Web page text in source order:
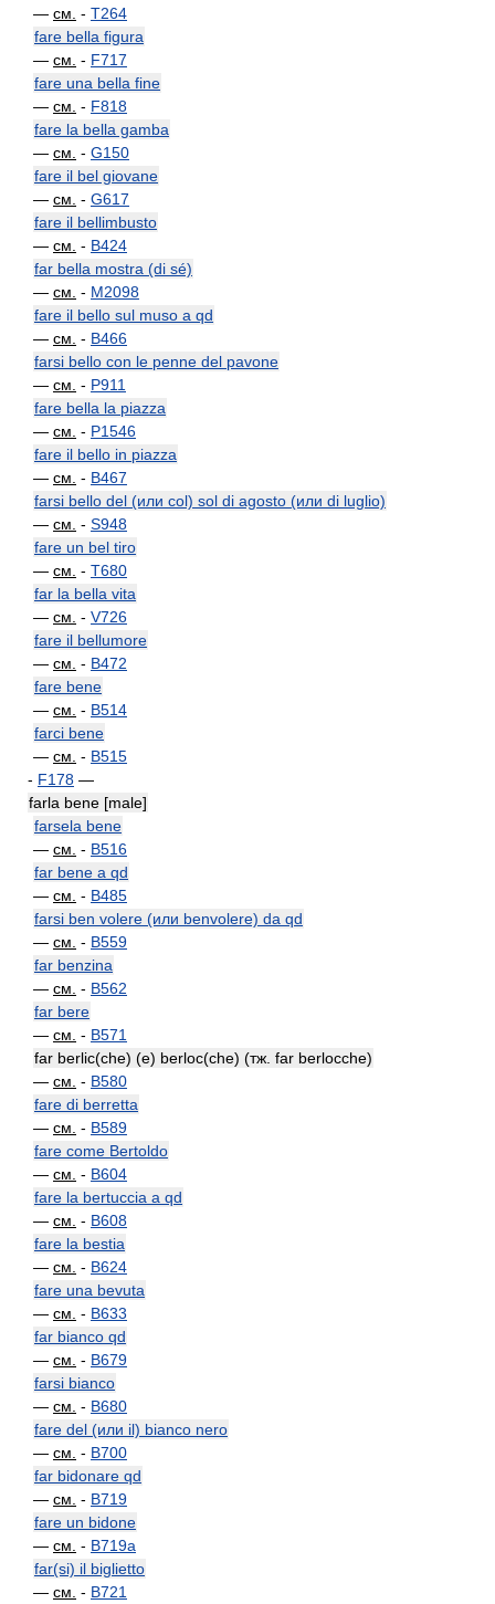
— см. - T264
fare bella figura
— см. - F717
fare una bella fine
— см. - F818
fare la bella gamba
— см. - G150
fare il bel giovane
— см. - G617
fare il bellimbusto
— см. - B424
far bella mostra (di sé)
— см. - M2098
fare il bello sul muso a qd
— см. - B466
farsi bello con le penne del pavone
— см. - P911
fare bella la piazza
— см. - P1546
fare il bello in piazza
— см. - B467
farsi bello del (или col) sol di agosto (или di luglio)
— см. - S948
fare un bel tiro
— см. - T680
far la bella vita
— см. - V726
fare il bellumore
— см. - B472
fare bene
— см. - B514
farci bene
— см. - B515
- F178 —
farla bene [male]
farsela bene
— см. - B516
far bene a qd
— см. - B485
farsi ben volere (или benvolere) da qd
— см. - B559
far benzina
— см. - B562
far bere
— см. - B571
far berlic(che) (e) berloc(che) (тж. far berlocche)
— см. - B580
fare di berretta
— см. - B589
fare come Bertoldo
— см. - B604
fare la bertuccia a qd
— см. - B608
fare la bestia
— см. - B624
fare una bevuta
— см. - B633
far bianco qd
— см. - B679
farsi bianco
— см. - B680
fare del (или il) bianco nero
— см. - B700
far bidonare qd
— см. - B719
fare un bidone
— см. - B719a
far(si) il biglietto
— см. - B721